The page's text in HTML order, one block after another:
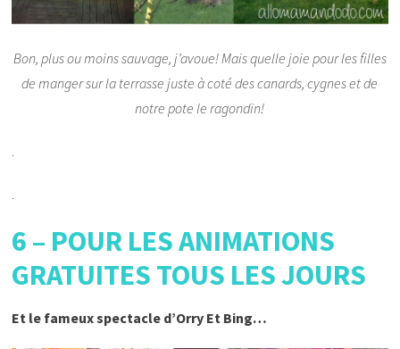
Bon, plus ou moins sauvage, j’avoue! Mais quelle joie pour les filles
de manger sur la terrasse juste à coté des canards, cygnes et de
notre pote le ragondin!
.
.
6 – POUR LES ANIMATIONS
GRATUITES TOUS LES JOURS
Et le fameux spectacle d’Orry Et Bing…